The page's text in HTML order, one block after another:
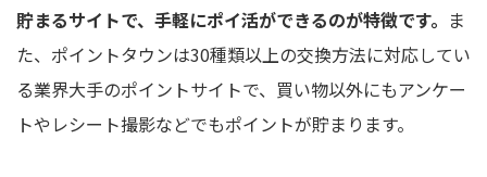
貯まるサイトで、手軽にポイ活ができるのが特徴です。 ま
た、ポイントタウンは30種類以上の交換方法に対応してい
る業界大手のポイントサイトで、買い物以外にもアンケー
トやレシート撮影などでもポイントが貯まります。